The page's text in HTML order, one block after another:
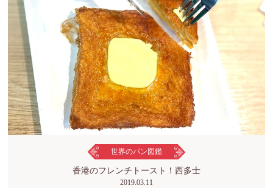
世界のパン図鑑
香港のフレンチトースト！西多士
2019.03.11